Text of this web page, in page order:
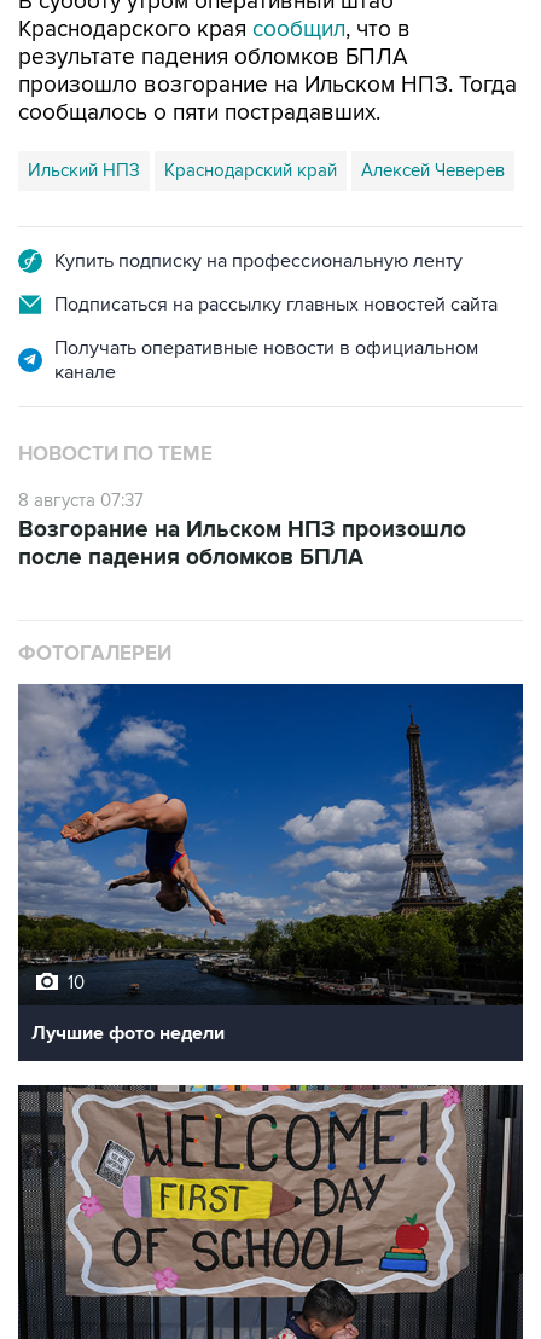
Краснодарского края сообщил, что в
результате падения обломков БПЛА
произошло возгорание на Ильском НПЗ. Тогда
сообщалось о пяти пострадавших.
Ильский НПЗ Краснодарский край Алексей Чеверев
Купить подписку на профессиональную ленту
Подписаться на рассылку главных новостей сайта
Получать оперативные новости в официальном
канале
НОВОСТИ ПО ТЕМЕ
8 августа 07:37
Возгорание на Ильском НПЗ произошло
после падения обломков БПЛА
ФОТОГАЛЕРЕИ
10
Лучшие фото недели